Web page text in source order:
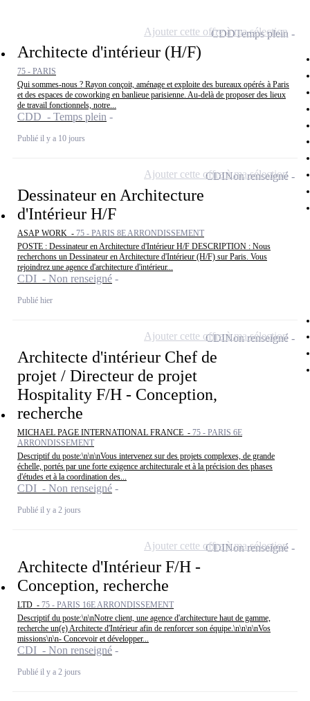
Architecte d'intérieur (H/F)
75 - PARIS
Qui sommes-nous ? Rayon conçoit, aménage et exploite des bureaux opérés à Paris
et des espaces de coworking en banlieue parisienne. Au-delà de proposer des lieux
de travail fonctionnels, notre...
CDD - Temps plein
Publié il y a 10 jours
CDDTemps plein
Ajouter cette offre à ma sélection
Dessinateur en Architecture
d'Intérieur H/F
ASAP WORK - 75 - PARIS 8E ARRONDISSEMENT
POSTE : Dessinateur en Architecture d'Intérieur H/F DESCRIPTION : Nous
recherchons un Dessinateur en Architecture d'Intérieur (H/F) sur Paris. Vous
rejoindrez une agence d'architecture d'intérieur...
CDI - Non renseigné
Publié hier
CDINon renseigné
Ajouter cette offre à ma sélection
Architecte d'intérieur Chef de
projet / Directeur de projet
Hospitality F/H - Conception,
recherche
MICHAEL PAGE INTERNATIONAL FRANCE - 75 - PARIS 6E
ARRONDISSEMENT
Descriptif du poste:\n\n\nVous intervenez sur des projets complexes, de grande
échelle, portés par une forte exigence architecturale et à la précision des phases
d'études et à la coordination des...
CDI - Non renseigné
Publié il y a 2 jours
CDINon renseigné
Ajouter cette offre à ma sélection
Architecte d'Intérieur F/H -
Conception, recherche
LTD - 75 - PARIS 16E ARRONDISSEMENT
Descriptif du poste:\n\nNotre client, une agence d'architecture haut de gamme,
recherche un(e) Architecte d'Intérieur afin de renforcer son équipe.\n\n\n\nVos
missions\n\n- Concevoir et développer...
CDI - Non renseigné
Publié il y a 2 jours
CDINon renseigné
Ajouter cette offre à ma sélection